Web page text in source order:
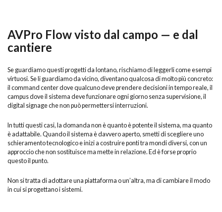
AVPro Flow visto dal campo — e dal
cantiere
Se guardiamo questi progetti da lontano, rischiamo di leggerli come esempi
virtuosi. Se li guardiamo da vicino, diventano qualcosa di molto più concreto:
il command center dove qualcuno deve prendere decisioni in tempo reale, il
campus dove il sistema deve funzionare ogni giorno senza supervisione, il
digital signage che non può permettersi interruzioni.
In tutti questi casi, la domanda non è quanto è potente il sistema, ma quanto
è adattabile. Quando il sistema è davvero aperto, smetti di scegliere uno
schieramento tecnologico e inizi a costruire ponti tra mondi diversi, con un
approccio che non sostituisce ma mette in relazione. Ed è forse proprio
questo il punto.
Non si tratta di adottare una piattaforma o un’altra, ma di cambiare il modo
in cui si progettano i sistemi.